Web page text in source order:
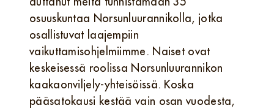
osuuskuntaa Norsunluurannikolla, jotka
osallistuvat laajempiin
vaikuttamisohjelmiimme. Naiset ovat
keskeisessä roolissa Norsunluurannikon
kaakaonviljely-yhteisöissä. Koska
pääsatokausi kestää vain osan vuodesta,